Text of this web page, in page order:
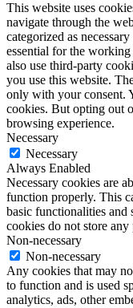
This website uses
navigate through the
categorized as
essential for the
also use third-party
you use this website.
only with your consent.
cookies. But opting out
browsing experience.
Necessary
Necessary
Always Enabled
Necessary cookies are
function properly. This
basic functionalities and
cookies do not store
Non-necessary
Non-necessary
Any cookies that may
to function and is used
analytics, ads, other